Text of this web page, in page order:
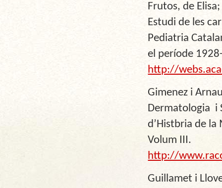
Frutos, de
Estudi de les
Pediatria
el període
http://
Gimenez i
Dermatologia i
d’Histbria de
Volum III.
http://
Guillamet i